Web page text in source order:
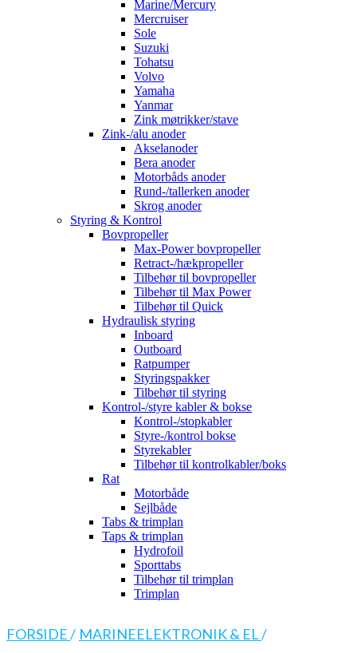
Marine/Mercury
Mercruiser
Sole
Suzuki
Tohatsu
Volvo
Yamaha
Yanmar
Zink møtrikker/stave
Zink-/alu anoder
Akselanoder
Bera anoder
Motorbåds anoder
Rund-/tallerken anoder
Skrog anoder
Styring & Kontrol
Bovpropeller
Max-Power bovpropeller
Retract-/hækpropeller
Tilbehør til bovpropeller
Tilbehør til Max Power
Tilbehør til Quick
Hydraulisk styring
Inboard
Outboard
Ratpumper
Styringspakker
Tilbehør til styring
Kontrol-/styre kabler & bokse
Kontrol-/stopkabler
Styre-/kontrol bokse
Styrekabler
Tilbehør til kontrolkabler/boks
Rat
Motorbåde
Sejlbåde
Tabs & trimplan
Taps & trimplan
Hydrofoil
Sporttabs
Tilbehør til trimplan
Trimplan
FORSIDE/ MARINEELEKTRONIK & EL/